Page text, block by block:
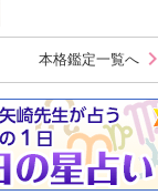
本格鑑定一覧へchevron_right